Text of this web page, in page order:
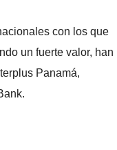
con los que
un fuerte valor, han
Panamá,